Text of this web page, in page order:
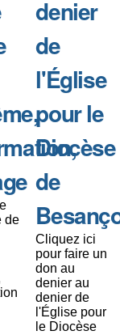
de
denier
de
l'Église
pour le
Diocèse
de
Cliquez ici
pour faire un
don au
denier au
denier de
l'Église pour
le Diocèse